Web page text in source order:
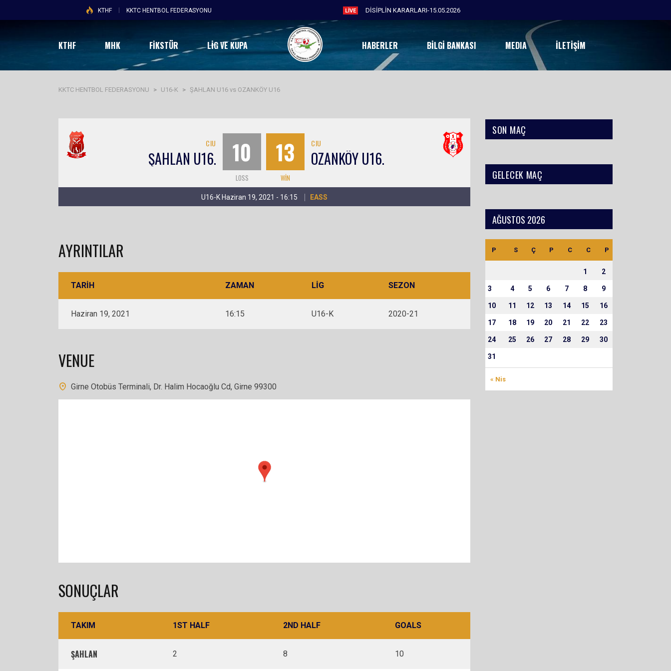
KTHF KKTC HENTBOL FEDERASYONU LIVE DİSİPLİN KARARLARI-15.05.2026
KTHF MHK FİKSTÜR LIG VE KUPA HABERLER BILGI BANKASI MEDIA İLETIŞIM
KKTC HENTBOL FEDERASYONU > U16-K > ŞAHLAN U16 vs OZANKÖY U16
CIU
ŞAHLAN U16. 10
LOSS
13
WIN
CIU
OZANKÖY U16.
U16-K Haziran 19, 2021 - 16:15 EASS
AYRINTILAR
TARIH ZAMAN LIG SEZON
Haziran 19, 2021 16:15 U16-K 2020-21
VENUE
Girne Otobüs Terminali, Dr. Halim Hocaoğlu Cd, Girne 99300
SONUÇLAR
TAKIM 1ST HALF 2ND HALF GOALS
ŞAHLAN 2 8 10
SON MAÇ
GELECEK MAÇ
AĞUSTOS 2026
P S Ç P C C P
« Nis
1 2
3 4 5 6 7 8 9
10 11 12 13 14 15 16
17 18 19 20 21 22 23
24 25 26 27 28 29 30
31